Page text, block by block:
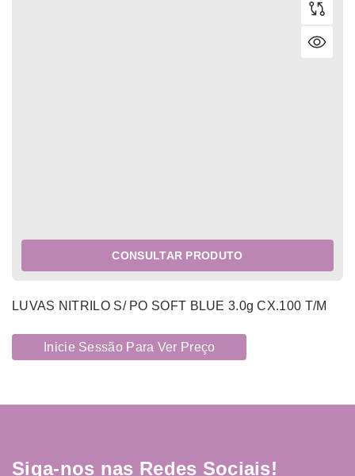
CONSULTAR PRODUTO
LUVAS NITRILO S/ PO SOFT BLUE 3.0g CX.100 T/M
Inicie Sessão Para Ver Preço
Siga-nos nas Redes Sociais!